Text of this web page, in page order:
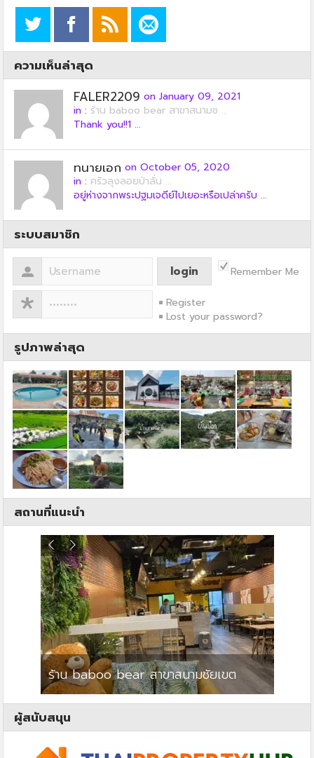
ความเห็นล่าสุด
FALER2209 on January 09, 2021
in : ร้าน baboo bear สาขาสนามช ...
Thank you!!1 ...
ทนายเอก on October 05, 2020
in : ครัวลุงลอยป่าลั่น ...
อยู่ห่างจากพระปฐมเจดีย์ไปเยอะหรือเปล่าครับ ...
ระบบสมาชิก
Remember Me
Register
Lost your password?
รูปภาพล่าสุด
สถานที่แนะนำ
ร้าน baboo bear สาขาสนามชัยเขต
ผู้สนับสนุน